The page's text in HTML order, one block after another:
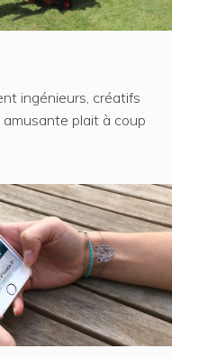
ingénieurs, créatifs
plait à coup